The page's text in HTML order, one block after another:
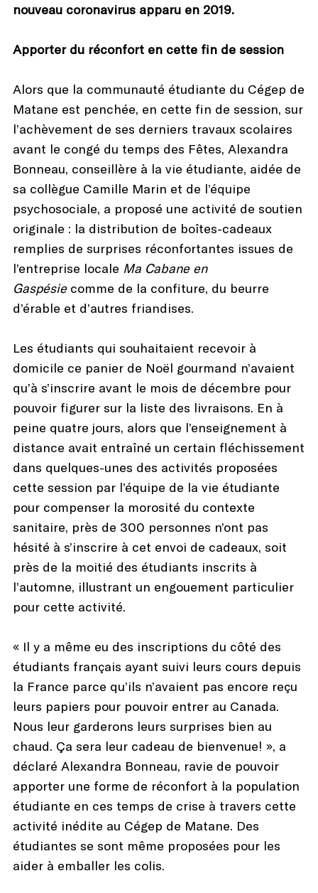
nouveau coronavirus apparu en 2019.
Apporter du réconfort en cette fin de session
Alors que la communauté étudiante du Cégep de
Matane est penchée, en cette fin de session, sur
l’achèvement de ses derniers travaux scolaires
avant le congé du temps des Fêtes, Alexandra
Bonneau, conseillère à la vie étudiante, aidée de
sa collègue Camille Marin et de l’équipe
psychosociale, a proposé une activité de soutien
originale : la distribution de boîtes-cadeaux
remplies de surprises réconfortantes issues de
l’entreprise locale Ma Cabane en
Gaspésiecomme de la confiture, du beurre
d’érable et d’autres friandises.
Les étudiants qui souhaitaient recevoir à
domicile ce panier de Noël gourmand n’avaient
qu’à s’inscrire avant le mois de décembre pour
pouvoir figurer sur la liste des livraisons. En à
peine quatre jours, alors que l’enseignement à
distance avait entraîné un certain fléchissement
dans quelques-unes des activités proposées
cette session par l’équipe de la vie étudiante
pour compenser la morosité du contexte
sanitaire, près de 300 personnes n’ont pas
hésité à s’inscrire à cet envoi de cadeaux, soit
près de la moitié des étudiants inscrits à
l’automne, illustrant un engouement particulier
pour cette activité.
« Il y a même eu des inscriptions du côté des
étudiants français ayant suivi leurs cours depuis
la France parce qu’ils n’avaient pas encore reçu
leurs papiers pour pouvoir entrer au Canada.
Nous leur garderons leurs surprises bien au
chaud. Ça sera leur cadeau de bienvenue! », a
déclaré Alexandra Bonneau, ravie de pouvoir
apporter une forme de réconfort à la population
étudiante en ces temps de crise à travers cette
activité inédite au Cégep de Matane. Des
étudiantes se sont même proposées pour les
aider à emballer les colis.